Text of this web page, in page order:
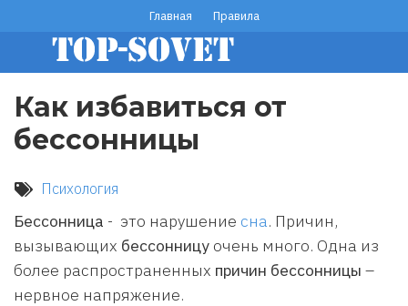
основному
содержанию
footer
menu
Главная Правила
Как избавиться от
бессонницы
Психология
Бессонница - это нарушение сна. Причин,
вызывающих бессонницу очень много. Одна из
более распространенных причин бессонницы –
нервное напряжение.